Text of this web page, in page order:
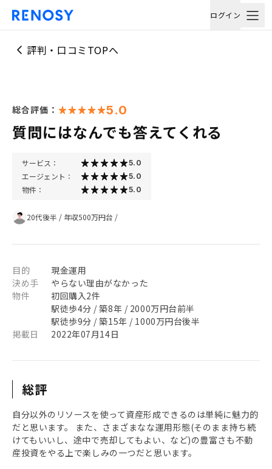
ログイン
評判・口コミTOPへ
総合評価： 5.0
質問にはなんでも答えてくれる
サービス： 5.0
エージェント： 5.0
物件： 5.0
20代後半 / 年収500万円台 /
目的
現金運用
決め手
やらない理由がなかった
物件
初回購入2件
駅徒歩4分 / 築8年 / 2000万円台前半
駅徒歩9分 / 築15年 / 1000万円台後半
掲載日
2022年07月14日
総評
自分以外のリソースを使って資産形成できるのは単純に魅力的
だと思います。 また、さまざまなな運用形態(そのまま持ち続
けてもいいし、途中で売却してもよい、など)の豊富さも不動
産投資をやる上で楽しみの一つだと思います。